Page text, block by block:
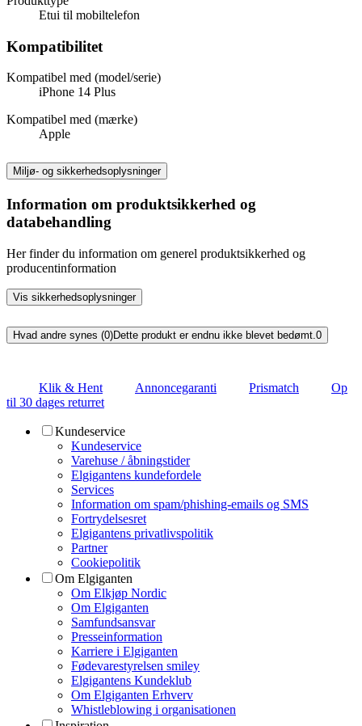
Etui til mobiltelefon
Kompatibilitet
Kompatibel med (model/serie)
iPhone 14 Plus
Kompatibel med (mærke)
Apple
Miljø- og sikkerhedsoplysninger
Information om produktsikkerhed og
databehandling
Her finder du information om generel produktsikkerhed og
producentinformation
Vis sikkerhedsoplysninger
Hvad andre synes (0)Dette produkt er endnu ikke blevet bedømt. 0
Klik & Hent Annoncegaranti Prismatch
Op
til 30 dages returret
Kundeservice
Kundeservice
Varehuse / åbningstider
Elgigantens kundefordele
Services
Information om spam/phishing-emails og SMS
Fortrydelsesret
Elgigantens privatlivspolitik
Partner
Cookiepolitik
Om Elgiganten
Om Elkjøp Nordic
Om Elgiganten
Samfundsansvar
Presseinformation
Karriere i Elgiganten
Fødevarestyrelsen smiley
Elgigantens Kundeklub
Om Elgiganten Erhverv
Whistleblowing i organisationen